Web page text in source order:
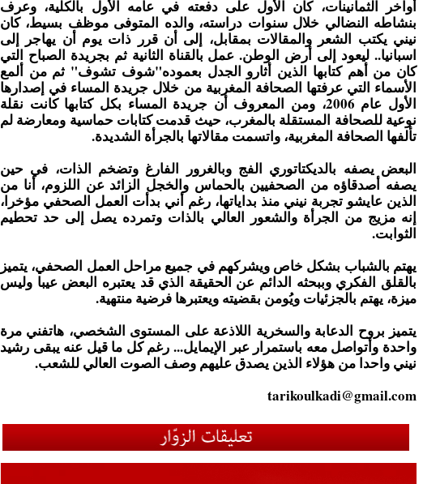
أواخر الثمانينات، كان الأول على دفعته في عامه الأول بالكلية، وعرف
بنشاطه النضالي خلال سنوات دراسته، والده المتوفى موظف بسيط، كان
نيني يكتب الشعر والمقالات بمقابل، إلى أن قرر ذات يوم أن يهاجر إلى
اسبانيا.. ليعود إلى أرض الوطن. عمل بالقناة الثانية ثم بجريدة الصباح التي
كان من أهم كتابها الذين أثارو الجدل بعموده"شوف تشوف" ثم من ألمع
الأسماء التي عرفتها الصحافة المغربية من خلال جريدة المساء في إصدارها
الأول عام 2006، ومن المعروف أن جريدة المساء بكل كتابها كانت نقلة
نوعية للصحافة المستقلة بالمغرب، حيث قدمت كتابات حماسية ومعارضة لم
تألفها الصحافة المغربية، واتسمت مقالاتها بالجرأة الشديدة.
البعض يصفه بالديكتاتوري الفج وبالغرور الفارغ وتضخم الذات، في حين
يصفه أصدقاؤه من الصحفيين بالحماس والخجل الزائد عن اللزوم، أنا من
الذين عايشو تجربة نيني منذ بداياتها، رغم أني بدأت العمل الصحفي مؤخرا،
إنه مزيج من الجرأة والشعور العالي بالذات وتمرده يصل إلى حد تحطيم
الثوابت.
يهتم بالشباب بشكل خاص ويشركهم في جميع مراحل العمل الصحفي، يتميز
بالقلق الفكري وببحثه الدائم عن الحقيقة الذي قد يعتبره البعض عيبا وليس
ميزة، يهتم بالجزئيات ويُومن بقضيته ويعتبرها فرضية منتهية.
يتميز بروح الدعابة والسخرية اللاذعة على المستوى الشخصي، هاتفني مرة
واحدة وأتواصل معه باستمرار عبر الإيمايل... رغم كل ما قيل عنه يبقى رشيد
نيني واحدا من هؤلاء الذين يصدق عليهم وصف الصوت العالي للشعب.
tarikoulkadi@gmail.com